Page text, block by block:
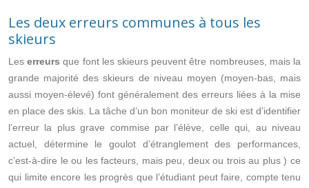
Les deux erreurs communes à tous les
skieurs
Leserreurs que font les skieurs peuvent être nombreuses, mais la
grande majorité des skieurs de niveau moyen (moyen-bas, mais
aussi moyen-élevé) font généralement des erreurs liées à la mise
en place des skis. La tâche d’un bon moniteur de ski est d’identifier
l’erreur la plus grave commise par l’élève, celle qui, au niveau
actuel, détermine le goulot d’étranglement des performances,
c’est-à-dire le ou les facteurs, mais peu, deux ou trois au plus ) ce
qui limite encore les progrès que l’étudiant peut faire, compte tenu